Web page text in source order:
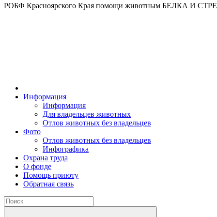
РОБФ Красноярского Края помощи животным БЕЛКА И
Информация
Информация
Для владельцев животных
Отлов животных без владельцев
Фото
Отлов животных без владельцев
Инфографика
Охрана труда
О фонде
Помощь приюту
Обратная связь